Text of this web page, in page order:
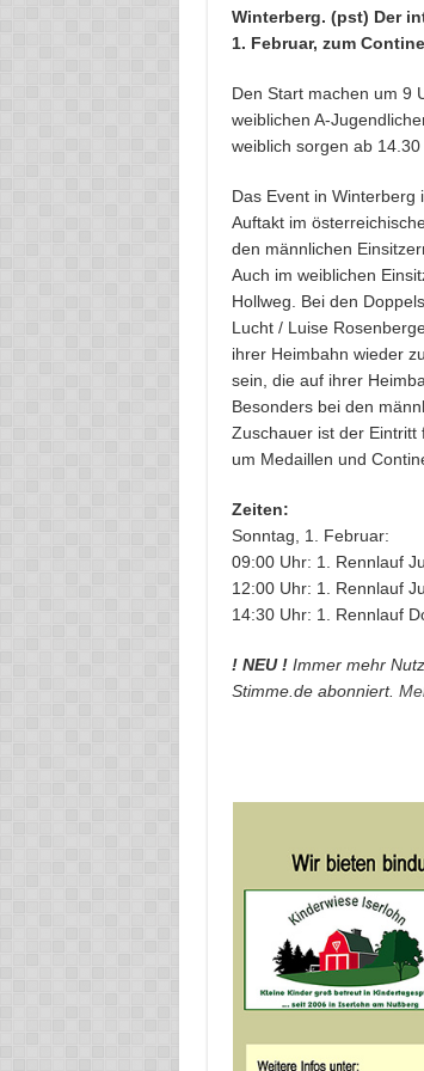
Winterberg. (pst) Der
1. Februar, zum
Den Start machen um 9
weiblichen A-
weiblich sorgen ab
Das Event in Winterberg
Auftakt im
den männlichen
Auch im weiblichen
Hollweg. Bei den
Lucht / Luise
ihrer Heimbahn wieder
sein, die auf ihrer
Besonders bei den
Zuschauer ist der Eintritt
um Medaillen und
Zeiten:
Sonntag, 1. Februar:
09:00 Uhr: 1. Rennlauf
12:00 Uhr: 1. Rennlauf
14:30 Uhr: 1. Rennlauf
! NEU !Immer mehr
Stimme.de abonniert.